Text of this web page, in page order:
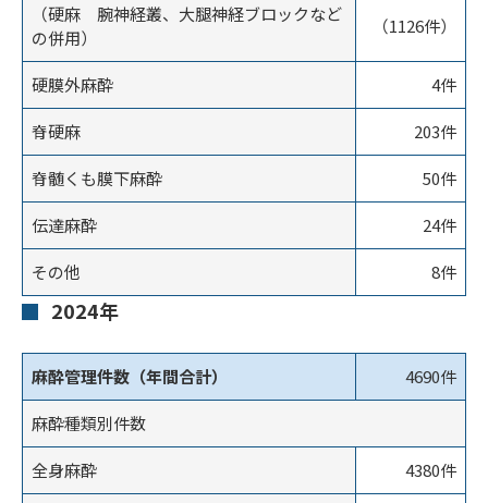
2017 3,796 523
2023
2024 4,114 576
2025 4,288 567
（硬麻 腕神経叢、大腿神経ブロックなど
の併用）
（1126件）
硬膜外麻酔 4件
脊硬麻 203件
脊髄くも膜下麻酔 50件
伝達麻酔 24件
その他 8件
2024年
麻酔管理件数（年間合計） 4690件
麻酔種類別件数
全身麻酔 4380件